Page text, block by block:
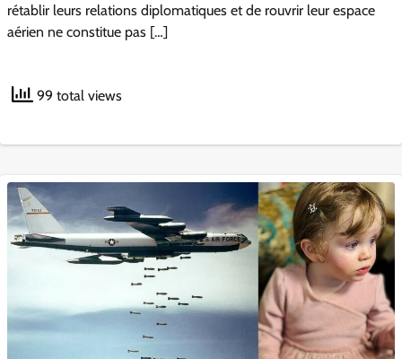
rétablir leurs relations diplomatiques et de rouvrir leur espace
aérien ne constitue pas […]
99 total views